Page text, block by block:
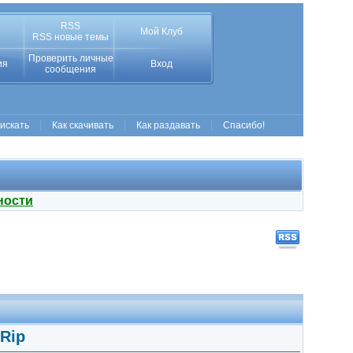
RSS
RSS новые темы
Мой Клуб
Проверить личные
сообщения
Вход
Как скачивать Как раздавать Спасибо!